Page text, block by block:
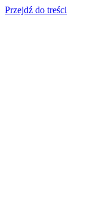
Przejdź do treści